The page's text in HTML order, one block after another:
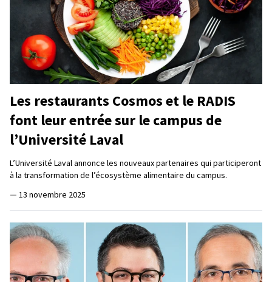
Les restaurants Cosmos et le RADIS
font leur entrée sur le campus de
l’Université Laval
L’Université Laval annonce les nouveaux partenaires qui participeront
à la transformation de l’écosystème alimentaire du campus.
— 13 novembre 2025